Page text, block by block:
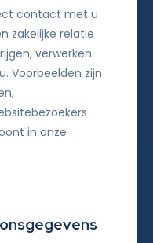
contact met u
zakelijke relatie
verwerken
Voorbeelden zijn
in onze